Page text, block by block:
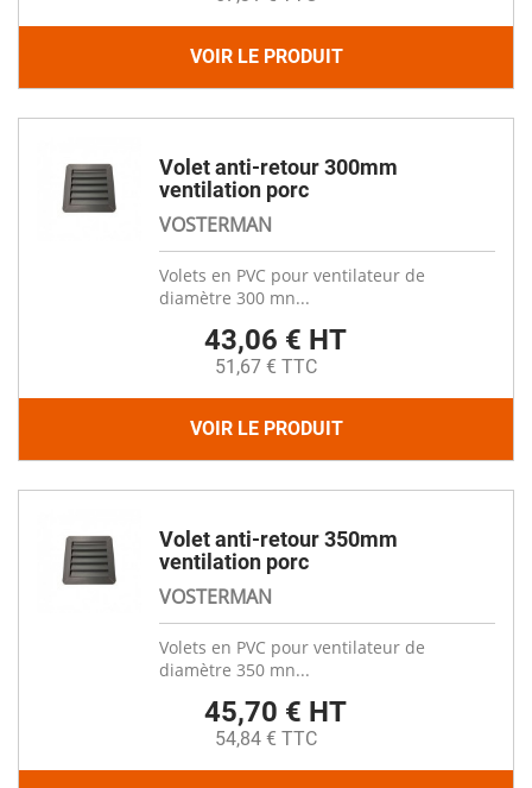
VOIR LE PRODUIT
Volet anti-retour 300mm
ventilation porc
VOSTERMAN
Volets en PVC pour ventilateur de
diamètre 300 mn...
43,06 € HT
51,67 € TTC
VOIR LE PRODUIT
Volet anti-retour 350mm
ventilation porc
VOSTERMAN
Volets en PVC pour ventilateur de
diamètre 350 mn...
45,70 € HT
54,84 € TTC